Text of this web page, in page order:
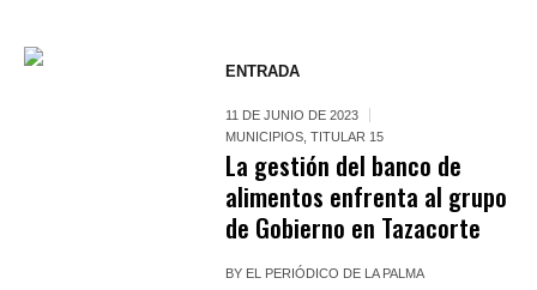
ENTRADA
11 DE JUNIO DE 2023
MUNICIPIOS ,TITULAR 15
La gestión del banco de
alimentos enfrenta al grupo
de Gobierno en Tazacorte
BY EL PERIÓDICO DE LA PALMA